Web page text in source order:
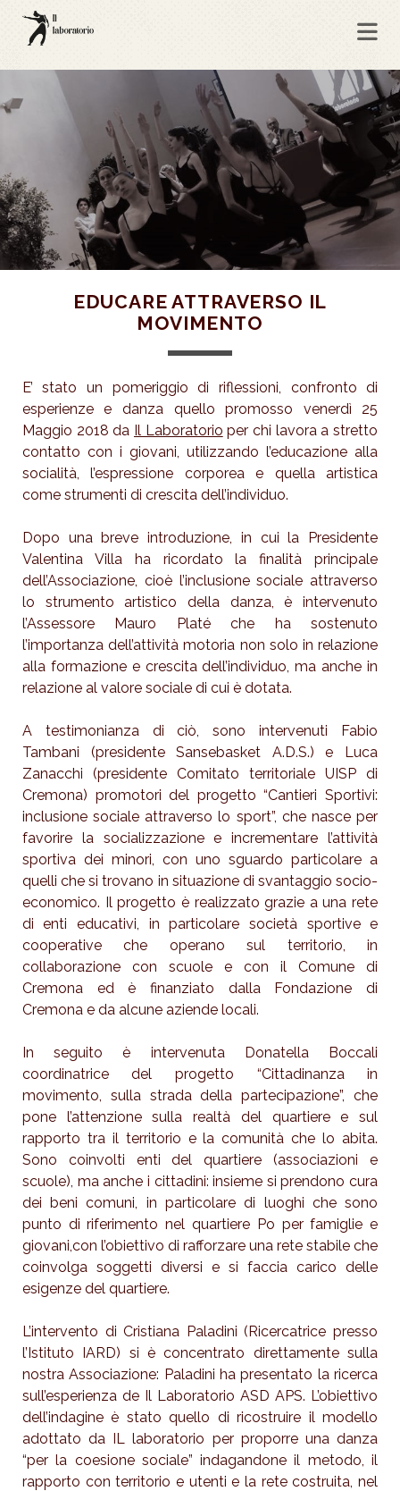
EDUCARE ATTRAVERSO IL
MOVIMENTO
E’ stato un pomeriggio di riflessioni, confronto di
esperienze e danza quello promosso venerdì 25
Maggio 2018 da Il Laboratorio per chi lavora a stretto
contatto con i giovani, utilizzando l’educazione alla
socialità, l’espressione corporea e quella artistica
come strumenti di crescita dell’individuo.
Dopo una breve introduzione, in cui la Presidente
Valentina Villa ha ricordato la finalità principale
dell’Associazione, cioè l’inclusione sociale attraverso
lo strumento artistico della danza, è intervenuto
l’Assessore Mauro Platé che ha sostenuto
l’importanza dell’attività motoria non solo in relazione
alla formazione e crescita dell’individuo, ma anche in
relazione al valore sociale di cui è dotata.
A testimonianza di ciò, sono intervenuti Fabio
Tambani (presidente Sansebasket A.D.S.) e Luca
Zanacchi (presidente Comitato territoriale UISP di
Cremona) promotori del progetto “Cantieri Sportivi:
inclusione sociale attraverso lo sport”, che nasce per
favorire la socializzazione e incrementare l’attività
sportiva dei minori, con uno sguardo particolare a
quelli che si trovano in situazione di svantaggio socio-
economico. Il progetto è realizzato grazie a una rete
di enti educativi, in particolare società sportive e
cooperative che operano sul territorio, in
collaborazione con scuole e con il Comune di
Cremona ed è finanziato dalla Fondazione di
Cremona e da alcune aziende locali.
In seguito è intervenuta Donatella Boccali
coordinatrice del progetto “Cittadinanza in
movimento, sulla strada della partecipazione”, che
pone l’attenzione sulla realtà del quartiere e sul
rapporto tra il territorio e la comunità che lo abita.
Sono coinvolti enti del quartiere (associazioni e
scuole), ma anche i cittadini: insieme si prendono cura
dei beni comuni, in particolare di luoghi che sono
punto di riferimento nel quartiere Po per famiglie e
giovani,con l’obiettivo di rafforzare una rete stabile che
coinvolga soggetti diversi e si faccia carico delle
esigenze del quartiere.
L’intervento di Cristiana Paladini (Ricercatrice presso
l’Istituto IARD) si è concentrato direttamente sulla
nostra Associazione: Paladini ha presentato la ricerca
sull’esperienza de Il Laboratorio ASD APS. L’obiettivo
dell’indagine è stato quello di ricostruire il modello
adottato da IL laboratorio per proporre una danza
“per la coesione sociale” indagandone il metodo, il
rapporto con territorio e utenti e la rete costruita, nel